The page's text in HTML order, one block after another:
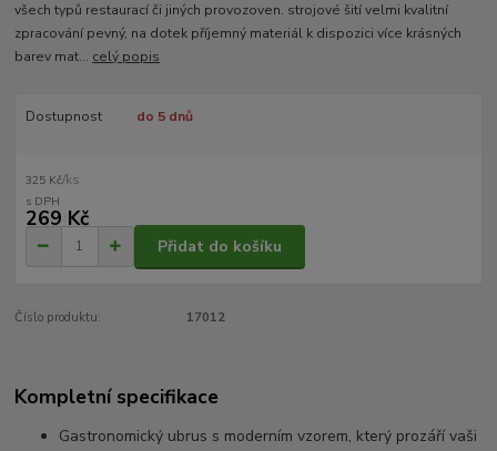
všech typů restaurací či jiných provozoven. strojové šití velmi kvalitní
zpracování pevný, na dotek příjemný materiál k dispozici více krásných
barev mat... celý popis
Dostupnost do 5 dnů
325 Kč/ks
269 Kč
Přidat do košíku
Číslo produktu: 17012
Kompletní specifikace
Gastronomický ubrus s moderním vzorem, který prozáří vaši